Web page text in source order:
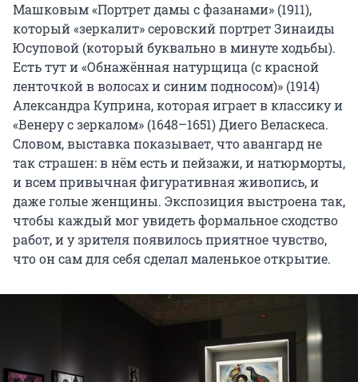
Машковым «Портрет дамы с фазанами» (1911),
который «зеркалит» серовский портрет Зинаиды
Юсуповой (который буквально в минуте ходьбы).
Есть тут и «Обнажённая натурщица (с красной
ленточкой в волосах и синим подносом)» (1914)
Александра Куприна, которая играет в классику и
«Венеру с зеркалом» (1648–1651) Диего Веласкеса.
Словом, выставка показывает, что авангард не
так страшен: в нём есть и пейзажи, и натюрморты,
и всем привычная фигуративная живопись, и
даже голые женщины. Экспозиция выстроена так,
чтобы каждый мог увидеть формальное сходство
работ, и у зрителя появилось приятное чувство,
что он сам для себя сделал маленькое открытие.